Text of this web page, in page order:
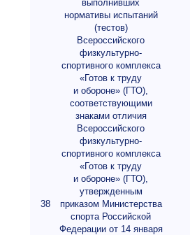
38
выполнивших
нормативы испытаний
(тестов)
Всероссийского
физкультурно-
спортивного комплекса
«Готов к труду
и обороне» (ГТО),
соответствующими
знаками отличия
Всероссийского
физкультурно-
спортивного комплекса
«Готов к труду
и обороне» (ГТО),
утвержденным
приказом Министерства
спорта Российской
Федерации от 14 января